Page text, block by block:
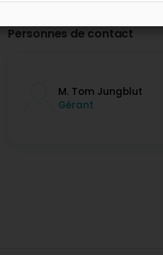
Personnes de contact
M. Tom Jungblut
Gérant